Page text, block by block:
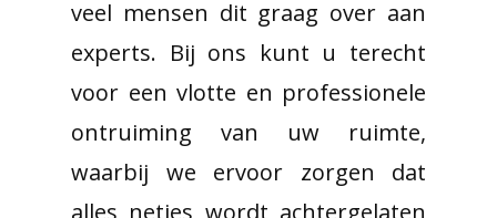
veel mensen dit graag over aan
experts. Bij ons kunt u terecht
voor een vlotte en professionele
ontruiming van uw ruimte,
waarbij we ervoor zorgen dat
alles netjes wordt achtergelaten